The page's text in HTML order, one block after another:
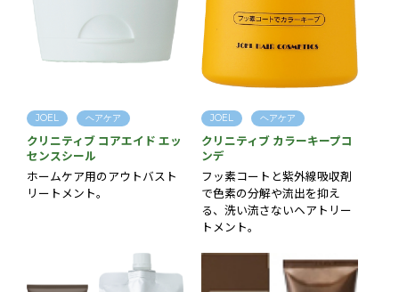
JOEL ヘアケア
クリニティブ コアエイド エッ
センスシール
ホームケア用のアウトバスト
リートメント。
JOEL ヘアケア
クリニティブ カラーキープコ
ンデ
フッ素コートと紫外線吸収剤
で色素の分解や流出を抑え
る、洗い流さないヘアトリー
トメント。